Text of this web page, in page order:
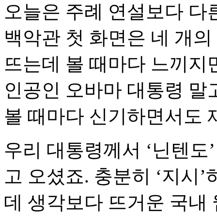
오늘은 주례 연설보다 다
백악관 첫 화면은 네 개
뜨는데 볼 때마다 느끼지
인공인 오바마 대통령
볼 때마다 신기하면서도
우리 대통령께서 ‘닌텐
고 오셨죠. 충분히 ‘지시
데 생각보다 뜨거운 국내